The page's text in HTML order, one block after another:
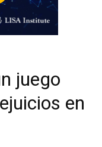
juego
en